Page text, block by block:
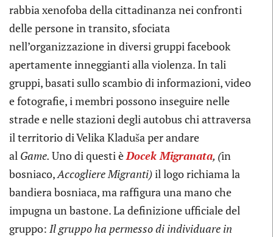
rabbia xenofoba della cittadinanza nei confronti
delle persone in transito, sfociata
nell’organizzazione in diversi gruppi facebook
apertamente inneggianti alla violenza. In tali
gruppi, basati sullo scambio di informazioni, video
e fotografie, i membri possono inseguire nelle
strade e nelle stazioni degli autobus chi attraversa
il territorio di Velika Kladuša per andare
al Game. Uno di questi èDocek Migranata, (in
bosniaco,Accogliere Migranti)il logo richiama la
bandiera bosniaca, ma raffigura una mano che
impugna un bastone. La definizione ufficiale del
gruppo: Il gruppo ha permesso di individuare in